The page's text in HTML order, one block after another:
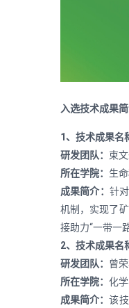
入选技术成果
1、技术成果名
研发团队： 束
所在学院： 生
成果简介： 针
机制，实现了
接助力“一带一
2、技术成果名
研发团队： 曾
所在学院： 化
成果简介：该